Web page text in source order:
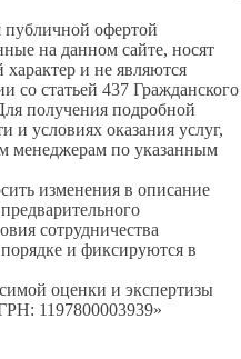
публичной офертой
на данном сайте, носят
и не являются
со статьей 437 Гражданского
получения подробной
условиях оказания услуг,
менеджерам по указанным
изменения в описание
сотрудничества
и фиксируются в
оценки и экспертизы
1197800003939»